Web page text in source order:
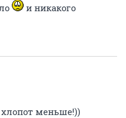
и никакого
хлопот меньше!))